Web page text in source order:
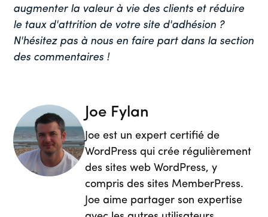
augmenter la valeur à vie des clients et réduire
le taux d'attrition de votre site d'adhésion ?
N'hésitez pas à nous en faire part dans la section
des commentaires !
Joe Fylan
Joe est un expert certifié de
WordPress qui crée régulièrement
des sites web WordPress, y
compris des sites MemberPress.
Joe aime partager son expertise